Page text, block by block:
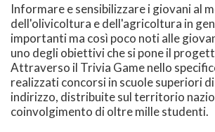
Informare e sensibilizzare i giovani al
dell'olivicoltura e dell'agricoltura in
importanti ma così poco noti alle
uno degli obiettivi che si pone il
Attraverso il Trivia Game nello
realizzati concorsi in scuole superiori
indirizzo, distribuite sul territorio
coinvolgimento di oltre mille studenti.